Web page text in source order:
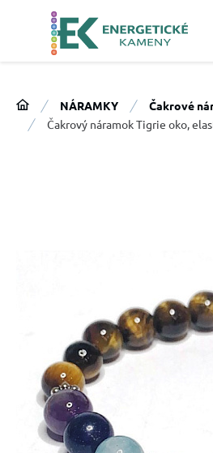
NÁRAMKY
Čakrové
Čakrový náramok Tigrie oko,